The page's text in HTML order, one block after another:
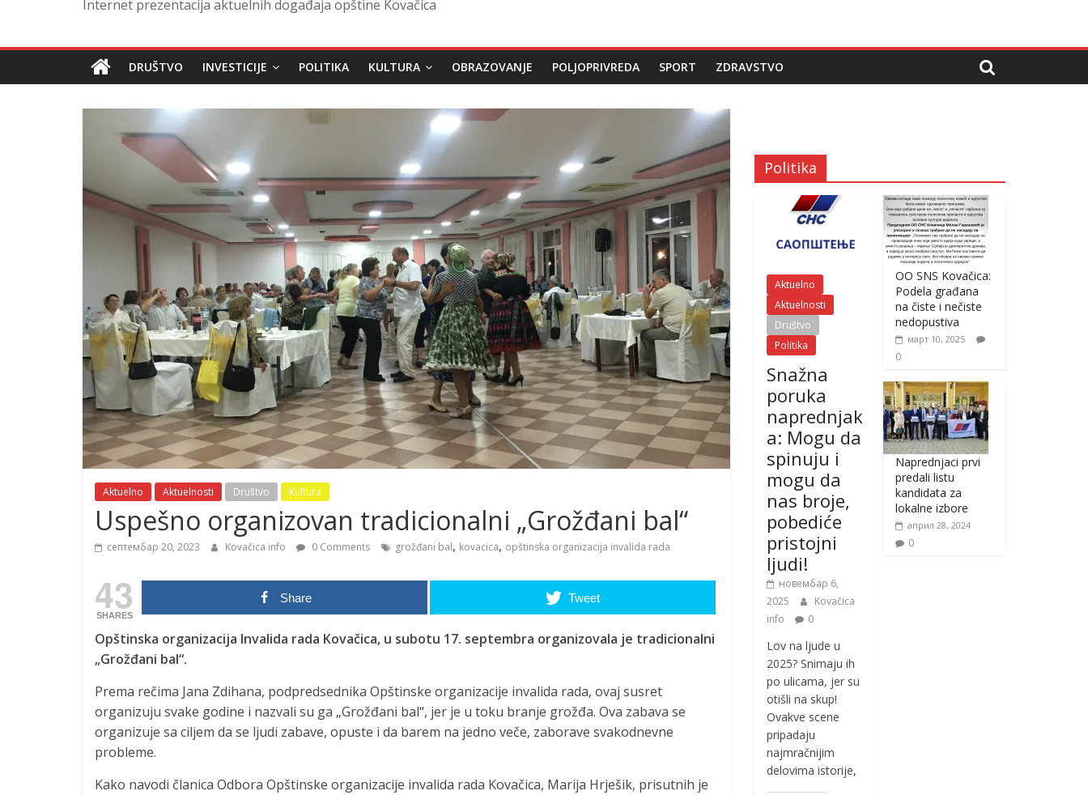
Internet prezentacija aktuelnih događaja opštine Kovačica
DRUŠTVO INVESTICIJE POLITIKA KULTURA OBRAZOVANJE POLJOPRIVREDA SPORT ZDRAVSTVO
Aktuelno Aktuelnosti Društvo Kultura
Uspešno organizovan tradicionalni „Grožđani bal“
септембар 20, 2023 Kovačica info 0 Comments grožđani bal, kovacica, opštinska organizacija invalida rada
43
SHARES
Share Tweet
Opštinska organizacija Invalida rada Kovačica, u subotu 17. septembra organizovala je tradicionalni
„Grožđani bal“.
Prema rečima Jana Zdihana, podpredsednika Opštinske organizacije invalida rada, ovaj susret
organizuju svake godine i nazvali su ga „Grožđani bal“, jer je u toku branje grožđa. Ova zabava se
organizuje sa ciljem da se ljudi zabave, opuste i da barem na jedno veče, zaborave svakodnevne
probleme.
Kako navodi članica Odbora Opštinske organizacije invalida rada Kovačica, Marija Hrješik, prisutnih je
Politika
Aktuelno
Aktuelnosti
Društvo
Politika
Snažna
poruka
naprednjak
a: Mogu da
spinuju i
mogu da
nas broje,
pobediće
pristojni
ljudi!
новембар 6,
2025
Kovačica
info
0
Lov na ljude u
2025? Snimaju ih
po ulicama, jer su
otišli na skup!
Ovakve scene
pripadaju
najmračnijim
delovima istorije,
OO SNS Kovačica:
Podela građana
na čiste i nečiste
nedopustiva
март 10, 2025
0
Naprednjaci prvi
predali listu
kandidata za
lokalne izbore
април 28, 2024
0